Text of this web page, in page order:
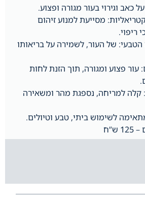
כאב וגירוי בעור מגורה ופצוע.
מסייעת למנוע זיהום
ריפוי.
של העור, לשמירה על בריאותו
עור פצוע ומגורה, תוך הזנת לחות
קלה למריחה, נספגת מהר ומשאירה